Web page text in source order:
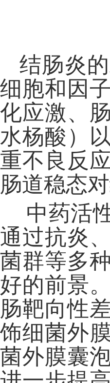
结肠炎
细胞和因
化应激、
水杨酸）
重不良反
肠道稳态
中药活
通过抗炎
菌群等多
好的前景
肠靶向性
饰细菌外
菌外膜囊